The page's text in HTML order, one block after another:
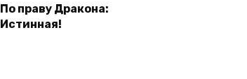
По праву Дракона:
Истинная!